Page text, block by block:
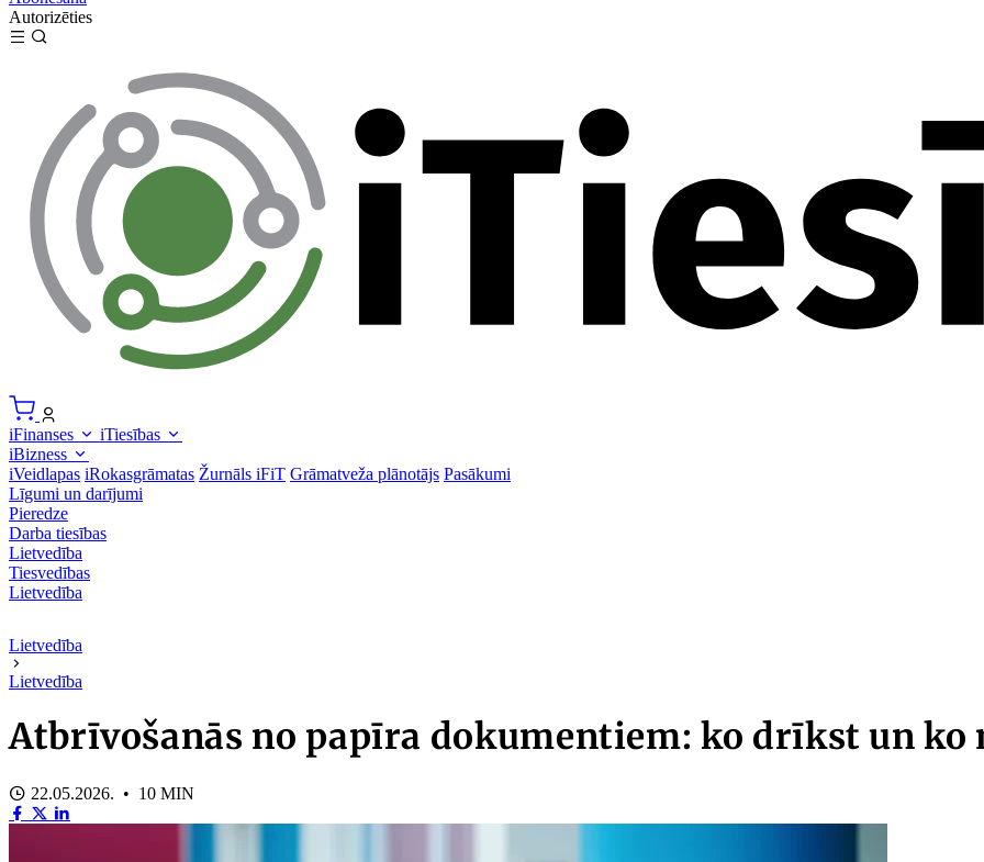
Autorizēties
iFinanses
iTiesības
iBizness
iVeidlapas iRokasgrāmatas Žurnāls iFiT Grāmatveža plānotājs Pasākumi
Līgumi un darījumi
Pieredze
Darba tiesības
Lietvedība
Tiesvedības
Lietvedība
Lietvedība
Lietvedība
Atbrīvošanās no papīra dokumentiem: ko drīkst un ko
22.05.2026. • 10 MIN